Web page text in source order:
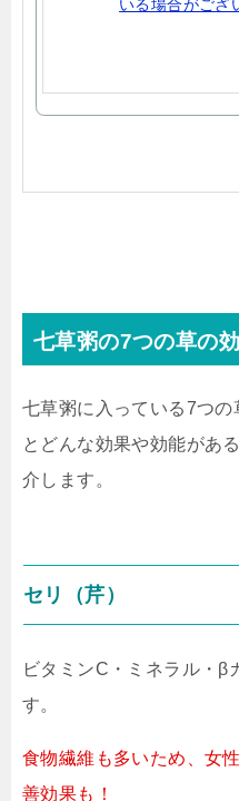
七草粥の7つの草の
七草粥に入っている7つ
とどんな効果や効能があ
介します。
セリ（芹）
ビタミンC・ミネラル・β
す。
食物繊維も多いため、女
善効果も！